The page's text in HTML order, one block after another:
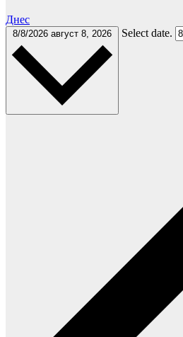
Днес
8/8/2026 август 8, 2026 Select date.